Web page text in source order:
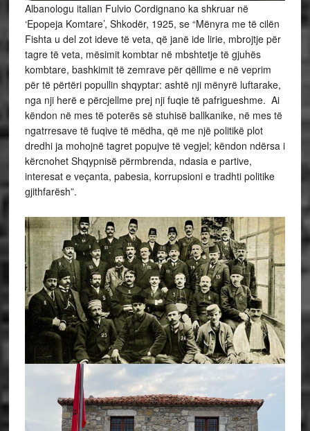
Albanologu italian Fulvio Cordignano ka shkruar në
‘Epopeja Komtare’, Shkodër, 1925, se “Mënyra me të cilën
Fishta u del zot ideve të veta, që janë ide lirie, mbrojtje për
tagre të veta, mësimit kombtar në mbshtetje të gjuhës
kombtare, bashkimit të zemrave për qëllime e në veprim
për të përtëri popullin shqyptar: ashtë nji mënyrë luftarake,
nga nji herë e përcjellme prej nji fuqie të pafrigueshme. Ai
këndon në mes të poterës së stuhisë ballkanike, në mes të
ngatrresave të fuqive të mëdha, që me një politikë plot
dredhi ja mohojnë tagret popujve të vegjel; këndon ndërsa i
kërcnohet Shqypnisë përmbrenda, ndasia e partive,
interesat e veçanta, pabesia, korrupsioni e tradhti politike
gjithfarësh”.